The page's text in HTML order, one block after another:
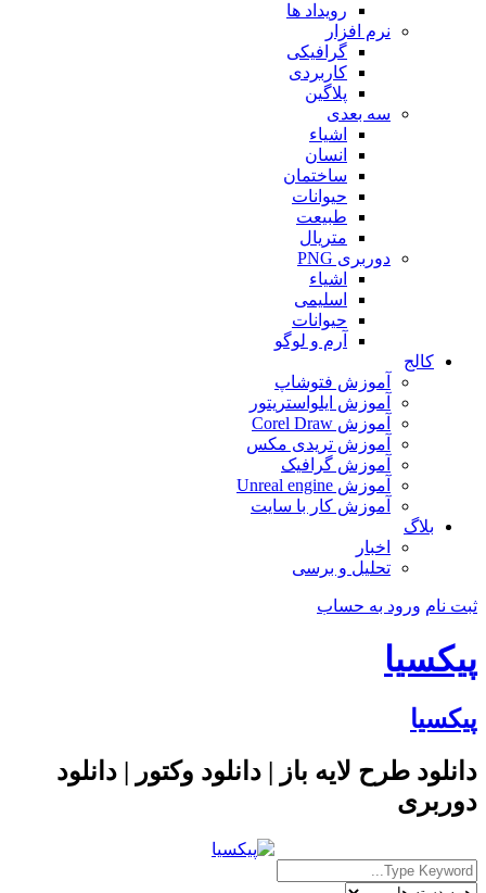
رویداد ها
نرم افزار
گرافیکی
کاربردی
پلاگین
سه بعدی
اشیاء
انسان
ساختمان
حیوانات
طبیعت
متریال
دوربری PNG
اشیاء
اسلیمی
حیوانات
آرم و لوگو
کالج
آموزش فتوشاپ
آموزش ایلواستریتور
آموزش Corel Draw
آموزش تریدی مکس
آموزش گرافیک
آموزش Unreal engine
آموزش کار با سایت
بلاگ
اخبار
تحلیل و برسی
ثبت نام ورود به حساب
پیکسیا
پیکسیا
دانلود طرح لایه باز | دانلود وکتور | دانلود
دوربری